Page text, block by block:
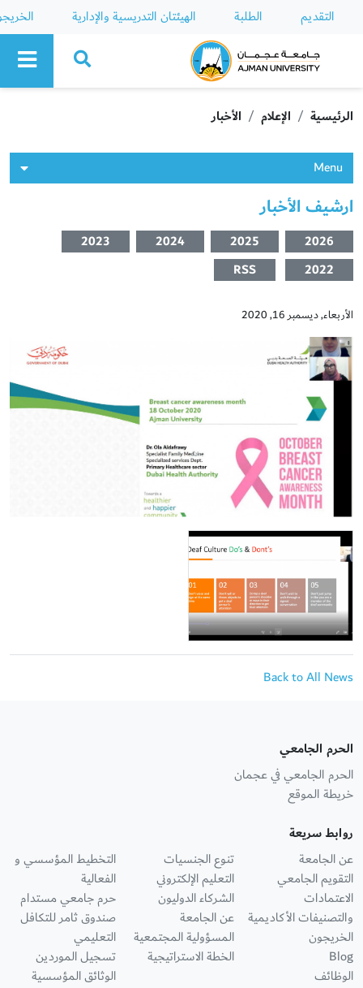
التقديم الطلبة الهيئتان التدريسية والإدارية
Ajman University
الرئيسية الإعلام الأخبار
Menu
ارشيف الأخبار
2026
2025
2024
2023
2022
RSS
الأربعاء, ديسمبر 16, 2020
Back to All News
الحرم الجامعي
الحرم الجامعي في عجمان
خريطة الموقع
روابط سريعة
عن الجامعة
التقويم الجامعي
الاعتمادات
والتصنيفات الأكاديمية
الخريجون
Blog
الوظائف
تنوع الجنسيات
التعليم الإلكتروني
الشركاء الدوليون
عن الجامعة
المسؤولية المجتمعية
الخطة الاستراتيجية
التخطيط المؤسسي و
الفعالية
حرم جامعي مستدام
صندوق ثامر للتكافل
التعليمي
تسجيل الموردين
الوثائق المؤسسية